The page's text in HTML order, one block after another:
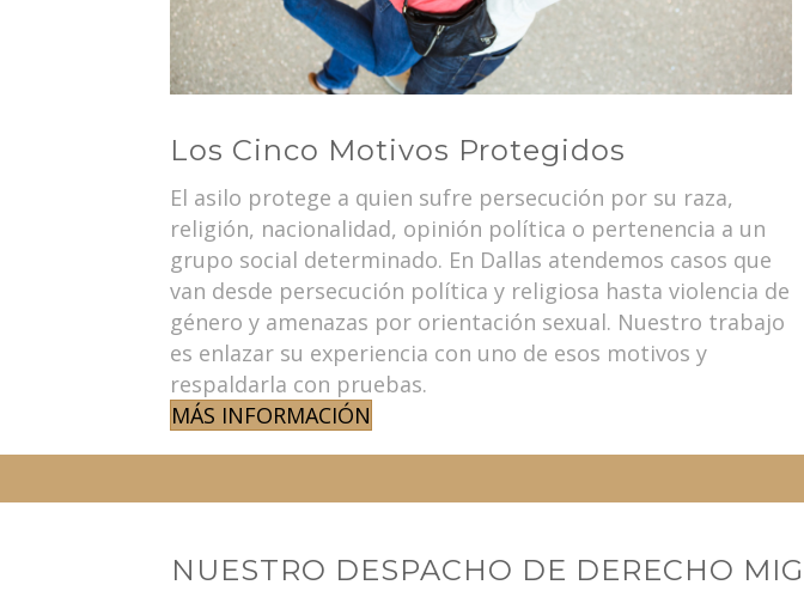
Los Cinco Motivos Protegidos
El asilo protege a quien sufre persecución por su raza,
religión, nacionalidad, opinión política o pertenencia a un
grupo social determinado. En Dallas atendemos casos que
van desde persecución política y religiosa hasta violencia de
género y amenazas por orientación sexual. Nuestro trabajo
es enlazar su experiencia con uno de esos motivos y
respaldarla con pruebas.
MÁS INFORMACIÓN
NUESTRO DESPACHO DE DERECHO